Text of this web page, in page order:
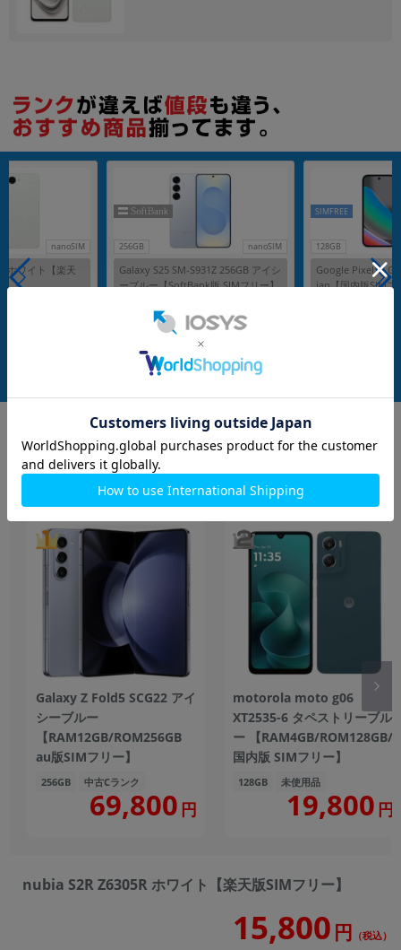
nanoSIM
ホワイト【楽天
256GB nanoSIM
Galaxy S25 SM-S931Z 256GB アイシ
ーブルー【SoftBank版 SIMフリー】
発売日：2025/02
付属品: 本体のみ
中古Aランク 99,800
128GB
SIMFREE
Google Pixel10
ian【国内版SIMフ
Androidスマホ もっと見る
Galaxy Z Fold5 SCG22 アイ
シーブルー
【RAM12GB/ROM256GB
au版SIMフリー】
256GB 中古Cランク
69,800 円
motorola moto g06
XT2535-6 タペストリーブル
ー 【RAM4GB/ROM128GB/
国内版 SIMフリー】
128GB 未使用品
19,800 円
nubia S2R Z6305R ホワイト【楽天版SIMフリー】
15,800 円 （税込）